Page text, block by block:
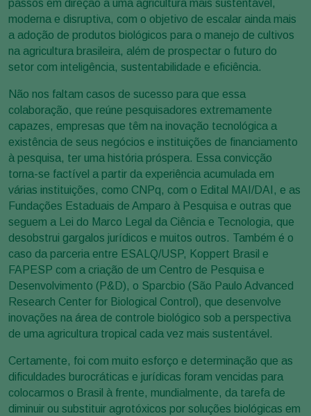
passos em direção a uma agricultura mais sustentável,
moderna e disruptiva, com o objetivo de escalar ainda mais
a adoção de produtos biológicos para o manejo de cultivos
na agricultura brasileira, além de prospectar o futuro do
setor com inteligência, sustentabilidade e eficiência.
Não nos faltam casos de sucesso para que essa
colaboração, que reúne pesquisadores extremamente
capazes, empresas que têm na inovação tecnológica a
existência de seus negócios e instituições de financiamento
à pesquisa, ter uma história próspera. Essa convicção
torna-se factível a partir da experiência acumulada em
várias instituições, como CNPq, com o Edital MAI/DAI, e as
Fundações Estaduais de Amparo à Pesquisa e outras que
seguem a Lei do Marco Legal da Ciência e Tecnologia, que
desobstrui gargalos jurídicos e muitos outros. Também é o
caso da parceria entre ESALQ/USP, Koppert Brasil e
FAPESP com a criação de um Centro de Pesquisa e
Desenvolvimento (P&D), o Sparcbio (São Paulo Advanced
Research Center for Biological Control), que desenvolve
inovações na área de controle biológico sob a perspectiva
de uma agricultura tropical cada vez mais sustentável.
Certamente, foi com muito esforço e determinação que as
dificuldades burocráticas e jurídicas foram vencidas para
colocarmos o Brasil à frente, mundialmente, da tarefa de
diminuir ou substituir agrotóxicos por soluções biológicas em